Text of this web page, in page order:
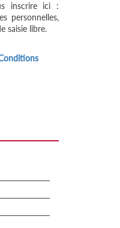
inscrire ici :
personnelles,
saisie libre.